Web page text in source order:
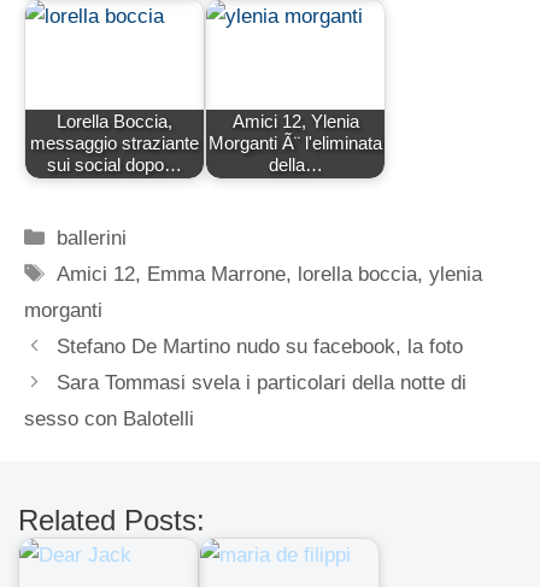
Lorella Boccia,
messaggio straziante
sui social dopo…
Amici 12, Ylenia
Morganti Ã¨ l'eliminata
della…
Categorie
ballerini
Tag
Amici 12, Emma Marrone, lorella boccia,ylenia
morganti
Stefano De Martino nudo su facebook, la foto
Sara Tommasi svela i particolari della notte di
sesso con Balotelli
Related Posts: